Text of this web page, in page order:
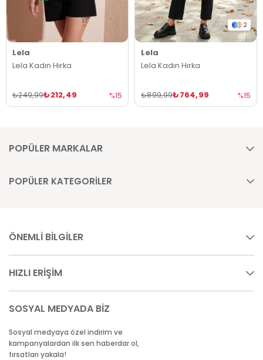
Lela
Lela Kadın Hırka
₺212,49
₺249,99 %15
2
Lela
Lela Kadın Hırka
₺764,99
₺899,99 %15
POPÜLER MARKALAR
POPÜLER KATEGORİLER
ÖNEMLİ BİLGİLER
HIZLI ERİŞİM
SOSYAL MEDYADA BİZ
Sosyal medyaya özel indirim ve
kampanyalardan ilk sen haberdar ol,
fırsatları yakala!